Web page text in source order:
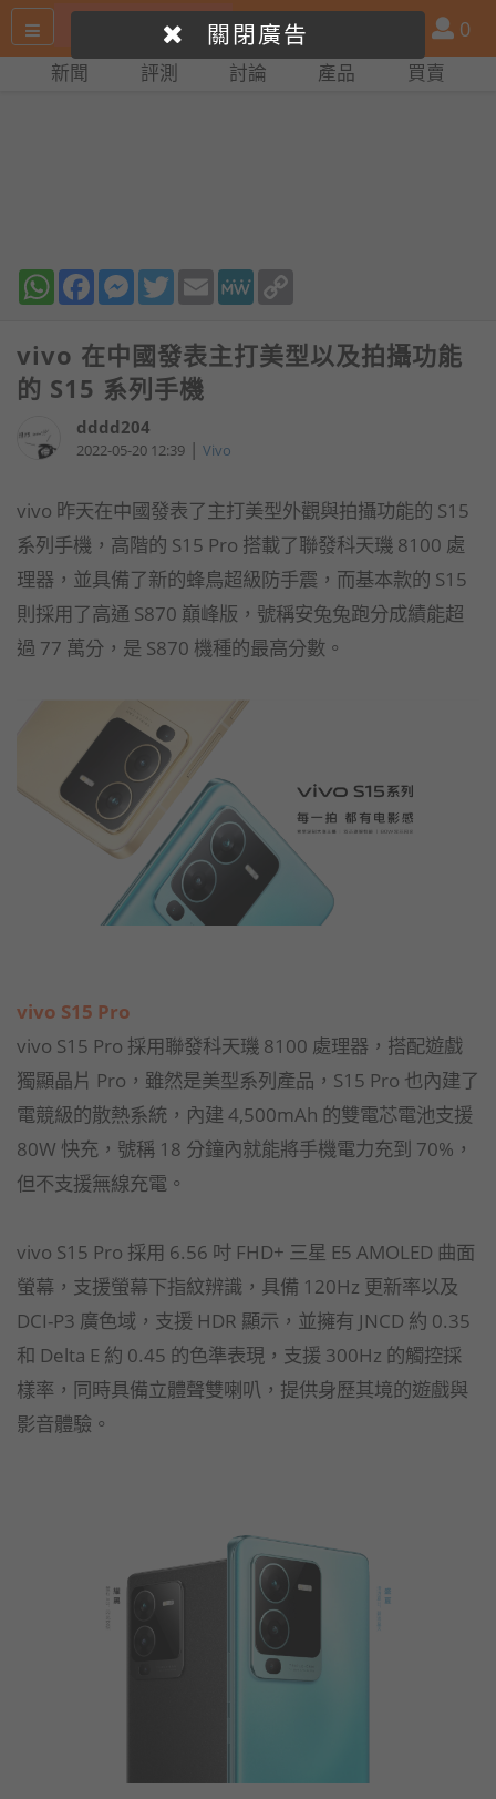
尋
產
品
比
會
員
0
新聞 評測 討論 產品 買賣
WhatsAppFacebookMessenger
TwitterEmail MeWe
vivo 在中國發表主打美型以及拍攝功能
的 S15 系列手機
dddd204
2022-05-20 12:39 | Vivo
vivo 昨天在中國發表了主打美型外觀與拍攝功能的 S15
系列手機，高階的 S15 Pro 搭載了聯發科天璣 8100 處
理器，並具備了新的蜂鳥超級防手震，而基本款的 S15
則採用了高通 S870 巔峰版，號稱安兔兔跑分成績能超
過 77 萬分，是 S870 機種的最高分數。
vivo S15 Pro
vivo S15 Pro 採用聯發科天璣 8100 處理器，搭配遊戲
獨顯晶片 Pro，雖然是美型系列產品，S15 Pro 也內建了
電競級的散熱系統，內建 4,500mAh 的雙電芯電池支援
80W 快充，號稱 18 分鐘內就能將手機電力充到 70%，
但不支援無線充電。
vivo S15 Pro 採用 6.56 吋 FHD+ 三星 E5 AMOLED 曲面
螢幕，支援螢幕下指紋辨識，具備 120Hz 更新率以及
DCI-P3 廣色域，支援 HDR 顯示，並擁有 JNCD 約 0.35
和 Delta E 約 0.45 的色準表現，支援 300Hz 的觸控採
樣率，同時具備立體聲雙喇叭，提供身歷其境的遊戲與
影音體驗。
關閉廣告